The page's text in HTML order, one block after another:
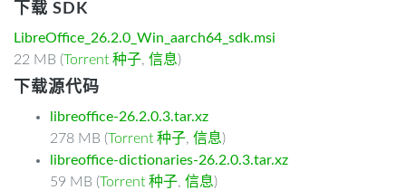
下载 SDK
LibreOffice_26.2.0_Win_aarch64_sdk.msi
22 MB (Torrent 种子, 信息)
下载源代码
libreoffice-26.2.0.3.tar.xz
278 MB (Torrent 种子, 信息)
libreoffice-dictionaries-26.2.0.3.tar.xz
59 MB (Torrent 种子, 信息)